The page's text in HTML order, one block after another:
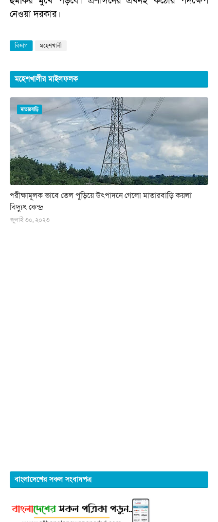
নেওয়া দরকার।
বিভাগ মহেশখালী
মহেশখালীর মাইলফলক
মাতারবাড়ি
পরীক্ষামূলক ভাবে তেল পুড়িয়ে উৎপাদনে গেলো মাতারবাড়ি কয়লা
বিদ্যুৎ কেন্দ্র
জুলাই ৩০, ২০২৩
বাংলাদেশের সকল সংবাদপত্র